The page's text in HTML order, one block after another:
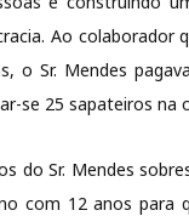
Ao colaborador
o Sr. Mendes
se 25 sapateiros na
do Sr. Mendes
com 12 anos para